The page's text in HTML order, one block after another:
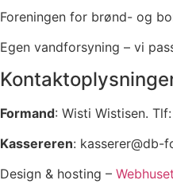
Foreningen for brønd- og
Egen vandforsyning – vi
Formand: Wisti Wistisen.
Kassereren: kasserer@db-
Design & hosting –